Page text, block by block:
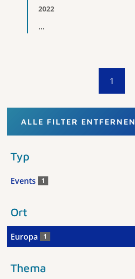
2022
...
1
ALLE FILTER ENTFERNEN
Typ
Events 1
Ort
Europa 1
Thema